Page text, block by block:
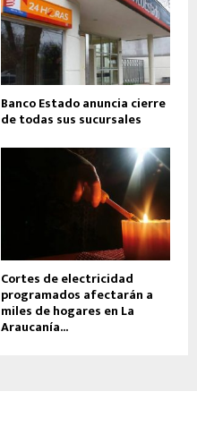
Banco Estado anuncia cierre
de todas sus sucursales
Cortes de electricidad
programados afectarán a
miles de hogares en La
Araucanía...